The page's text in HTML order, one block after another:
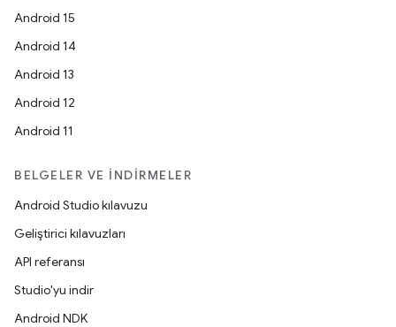
Android 15
Android 14
Android 13
Android 12
Android 11
BELGELER VE İNDIRMELER
Android Studio kılavuzu
Geliştirici kılavuzları
API referansı
Studio'yu indir
Android NDK